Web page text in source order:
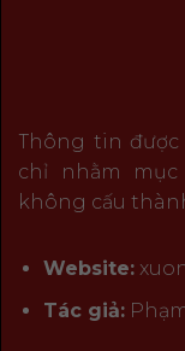
Thông tin được
chỉ nhằm
không cấu
Website:
Tác giả: